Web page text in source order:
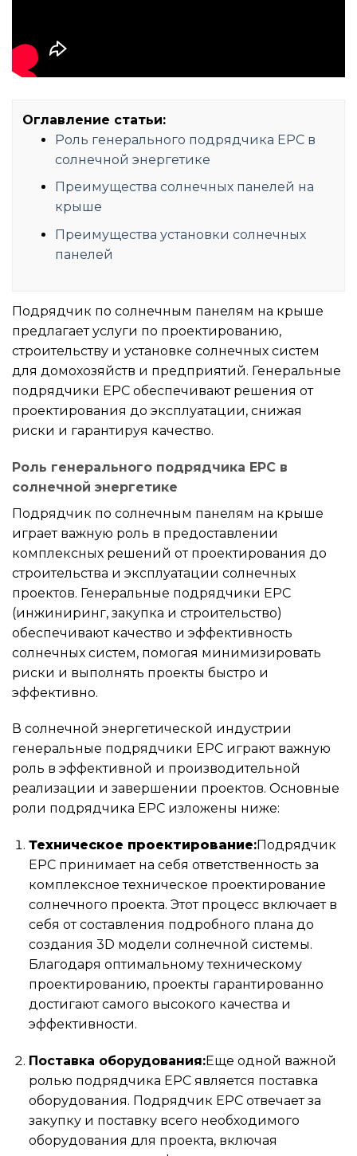
Оглавление статьи:
Роль генерального подрядчика EPC в
солнечной энергетике
Преимущества солнечных панелей на
крыше
Преимущества установки солнечных
панелей
Подрядчик по солнечным панелям на крыше
предлагает услуги по проектированию,
строительству и установке солнечных систем
для домохозяйств и предприятий. Генеральные
подрядчики EPC обеспечивают решения от
проектирования до эксплуатации, снижая
риски и гарантируя качество.
Роль генерального подрядчика EPC в
солнечной энергетике
Подрядчик по солнечным панелям на крыше
играет важную роль в предоставлении
комплексных решений от проектирования до
строительства и эксплуатации солнечных
проектов. Генеральные подрядчики EPC
(инжиниринг, закупка и строительство)
обеспечивают качество и эффективность
солнечных систем, помогая минимизировать
риски и выполнять проекты быстро и
эффективно.
В солнечной энергетической индустрии
генеральные подрядчики EPC играют важную
роль в эффективной и производительной
реализации и завершении проектов. Основные
роли подрядчика EPC изложены ниже:
Техническое проектирование:Подрядчик
EPC принимает на себя ответственность за
комплексное техническое проектирование
солнечного проекта. Этот процесс включает в
себя от составления подробного плана до
создания 3D модели солнечной системы.
Благодаря оптимальному техническому
проектированию, проекты гарантированно
достигают самого высокого качества и
эффективности.
Поставка оборудования:Еще одной важной
ролью подрядчика EPC является поставка
оборудования. Подрядчик EPC отвечает за
закупку и поставку всего необходимого
оборудования для проекта, включая